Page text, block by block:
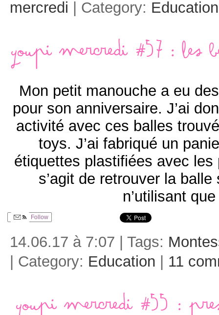
mercredi | Category: Education
Youpi mercredi #57 : Les
Mon petit manouche a eu
pour son anniversaire. J’ai
activité avec ces balles
toys. J’ai fabriqué un
étiquettes plastifiées avec
s’agit de retrouver la balle
n’utilisant
Follow
14.06.17 à 7:07 | Tags:
| Category: Education 11